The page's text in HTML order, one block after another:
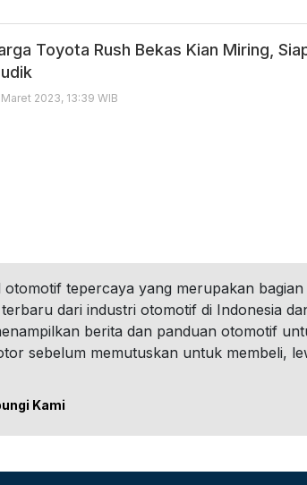
Toyota Rush Bekas Kian Miring,
Maret 2023, 13:39 WIB
otomotif tepercaya yang merupakan bagian
dari industri otomotif di Indonesia
berita dan panduan otomotif
sebelum memutuskan untuk membeli,
Kami